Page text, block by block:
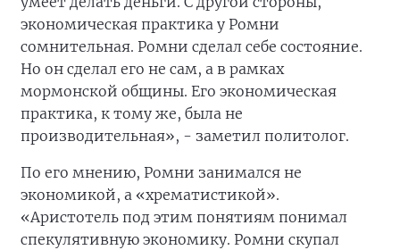
экономическая практика у Ромни
сомнительная. Ромни сделал себе состояние.
Но он сделал его не сам, а в рамках
мормонской общины. Его экономическая
практика, к тому же, была не
производительная», - заметил политолог.
По его мнению, Ромни занимался не
экономикой, а «хрематистикой».
«Аристотель под этим понятиям понимал
спекулятивную экономику. Ромни скупал